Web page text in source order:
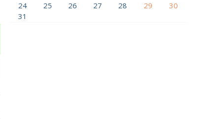
24
25 26 27 28 29
30
31